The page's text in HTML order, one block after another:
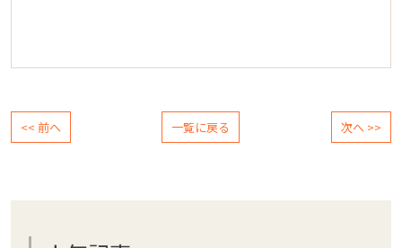
<< 前へ 一覧に戻る 次へ >>